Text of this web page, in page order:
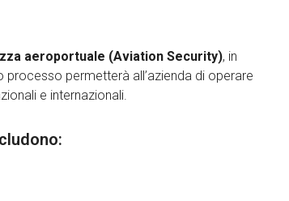
aeroportuale (Aviation Security), in
processo permetterà all’azienda di operare
e internazionali.